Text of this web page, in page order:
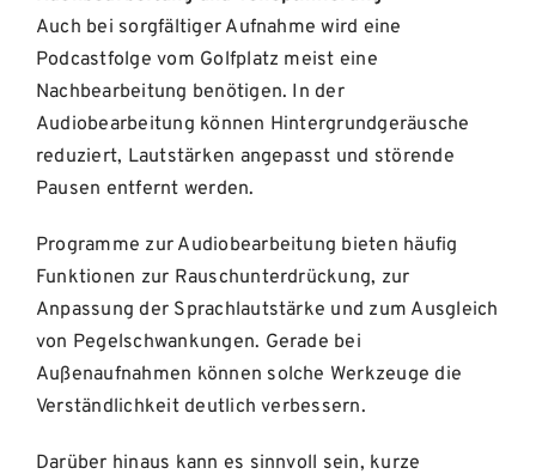
Auch bei sorgfältiger Aufnahme wird eine
Podcastfolge vom Golfplatz meist eine
Nachbearbeitung benötigen. In der
Audiobearbeitung können Hintergrundgeräusche
reduziert, Lautstärken angepasst und störende
Pausen entfernt werden.
Programme zur Audiobearbeitung bieten häufig
Funktionen zur Rauschunterdrückung, zur
Anpassung der Sprachlautstärke und zum Ausgleich
von Pegelschwankungen. Gerade bei
Außenaufnahmen können solche Werkzeuge die
Verständlichkeit deutlich verbessern.
Darüber hinaus kann es sinnvoll sein, kurze